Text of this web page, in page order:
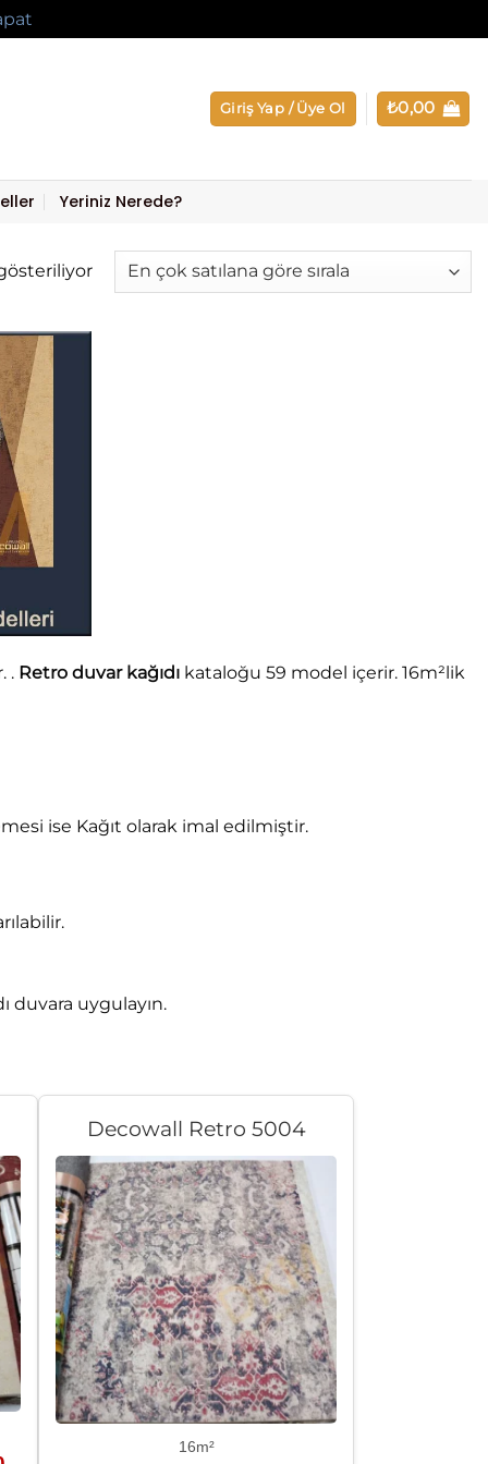
Giriş Yap / Üye Ol ₺0,00
Yeriniz Nerede?
Popülerliğe
göre
. Retro duvar kağıdı kataloğu 59 model içerir. 16m²lik
ise Kağıt olarak imal edilmiştir.
duvara uygulayın.
Şu
Decowall Retro 5004
16m²